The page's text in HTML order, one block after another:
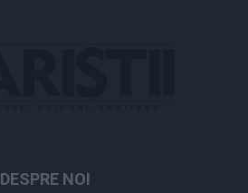
DESPRE NOI